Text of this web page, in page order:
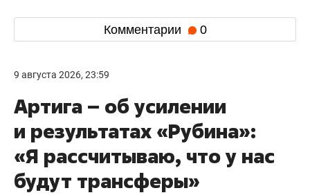
Комментарии 0
9 августа 2026, 23:59
Артига – об усилении
и результатах «Рубина»:
«Я рассчитываю, что у нас
будут трансферы»